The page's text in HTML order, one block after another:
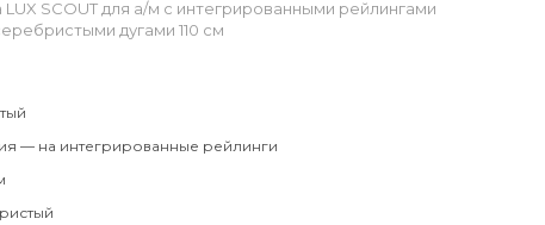
SCOUT для а/м с интегрированными рейлингами
дугами 110 см
— на интегрированные рейлинги